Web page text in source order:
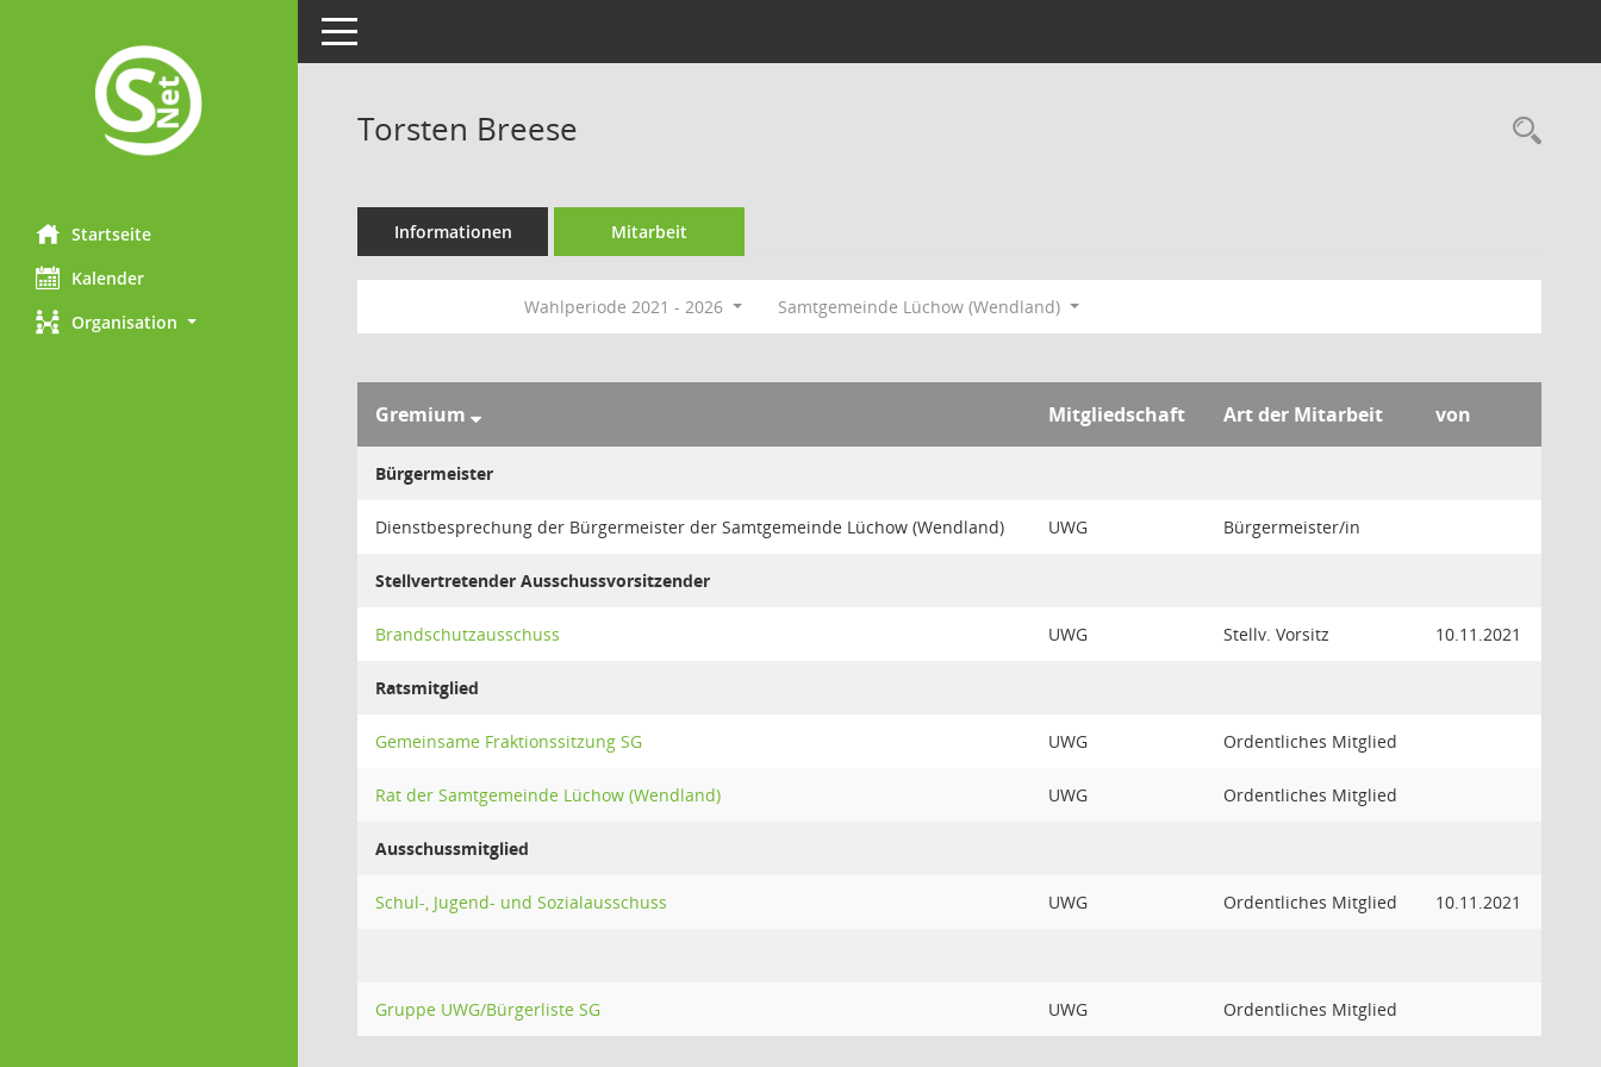
Startseite
Kalender
Organisation
Toggle navigation
Torsten Breese
Informationen Mitarbeit
Wahlperiode 2021 - 2026 Samtgemeinde Lüchow (Wendland)
Gremium Mitgliedschaft Art der Mitarbeit von
Bürgermeister
Dienstbesprechung der Bürgermeister der Samtgemeinde Lüchow (Wendland) UWG Bürgermeister/in
Stellvertretender Ausschussvorsitzender
Brandschutzausschuss UWG Stellv. Vorsitz 10.11.2021
Ratsmitglied
Gemeinsame Fraktionssitzung SG UWG Ordentliches Mitglied
Rat der Samtgemeinde Lüchow (Wendland) UWG Ordentliches Mitglied
Ausschussmitglied
Schul-, Jugend- und Sozialausschuss UWG Ordentliches Mitglied 10.11.2021
Gruppe UWG/Bürgerliste SG UWG Ordentliches Mitglied